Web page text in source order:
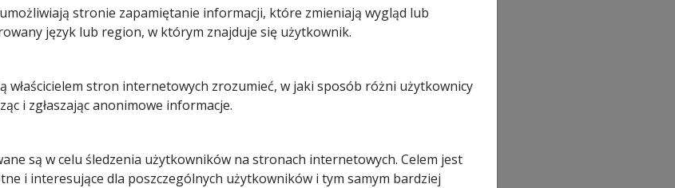
fotokomórek
301 i EL 51
Pozostało tylko: 1 (może być
stronie zapamiętanie informacji, które zmieniają wygląd lub
język lub region, w którym znajduje się użytkownik.
właścicielem stron internetowych zrozumieć, w jaki sposób różni użytkownicy
i zgłaszając anonimowe informacje.
są w celu śledzenia użytkowników na stronach internetowych. Celem jest
i interesujące dla poszczególnych użytkowników i tym samym bardziej